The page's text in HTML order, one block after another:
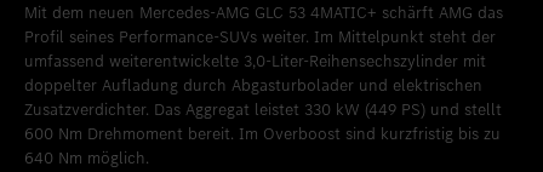
Mit dem neuen Mercedes-AMG GLC 53 4MATIC+ schärft AMG das
Profil seines Performance-SUVs weiter. Im Mittelpunkt steht der
umfassend weiterentwickelte 3,0-Liter-Reihensechszylinder mit
doppelter Aufladung durch Abgasturbolader und elektrischen
Zusatzverdichter. Das Aggregat leistet 330 kW (449 PS) und stellt
600 Nm Drehmoment bereit. Im Overboost sind kurzfristig bis zu
640 Nm möglich.